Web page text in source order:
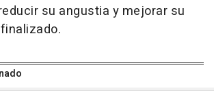
su angustia y mejorar su